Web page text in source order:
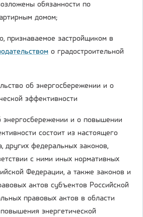
обязанности по
домом;
признаваемое застройщиком в
о градостроительной
об энергосбережении и о
эффективности
энергосбережении и о повышении
состоит из настоящего
других федеральных законов,
с ними иных нормативных
Федерации, а также законов и
актов субъектов Российской
правовых актов в области
энергетической